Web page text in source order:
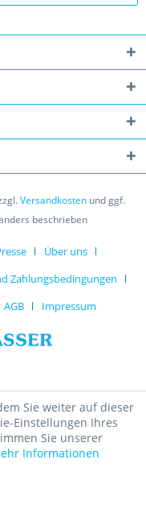
Versandkosten und ggf.
beschrieben
Über uns
Zahlungsbedingungen
AGB Impressum
Sie weiter auf dieser
Einstellungen Ihres
Sie unserer
Informationen